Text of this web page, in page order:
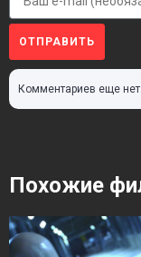
ОТПРАВИТЬ
Комментариев еще
Похожие